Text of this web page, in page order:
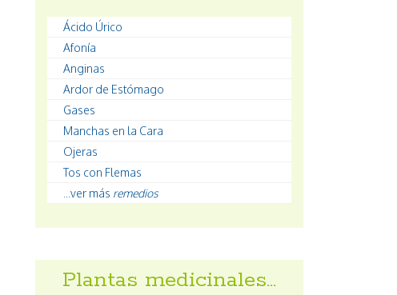
Ácido Úrico
Afonía
Anginas
Ardor de Estómago
Gases
Manchas en la Cara
Ojeras
Tos con Flemas
...ver más remedios
Plantas medicinales…